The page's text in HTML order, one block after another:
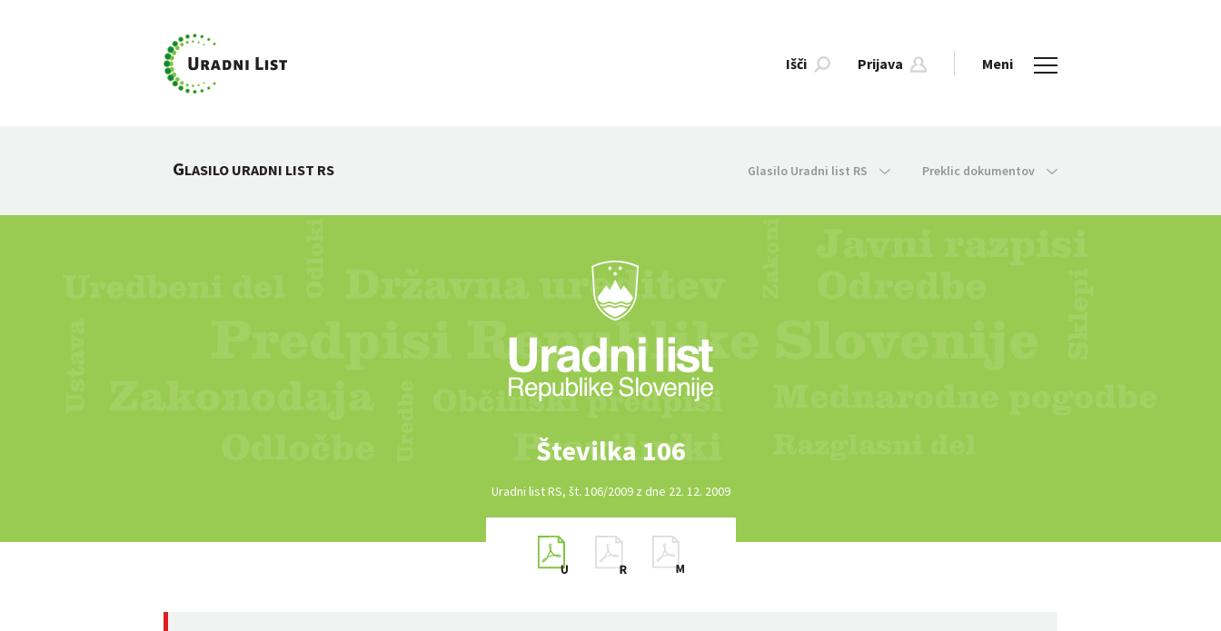
Išči Prijava Meni
GLASILO URADNI LIST RS Glasilo Uradni list RS Preklic dokumentov
Številka 106
Uradni list RS, št. 106/2009 z dne 22. 12. 2009